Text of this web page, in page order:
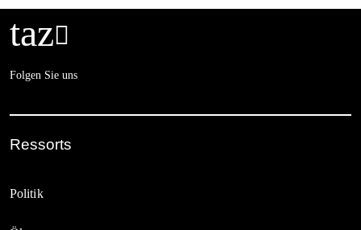
taz
Folgen Sie uns
Ressorts
Politik